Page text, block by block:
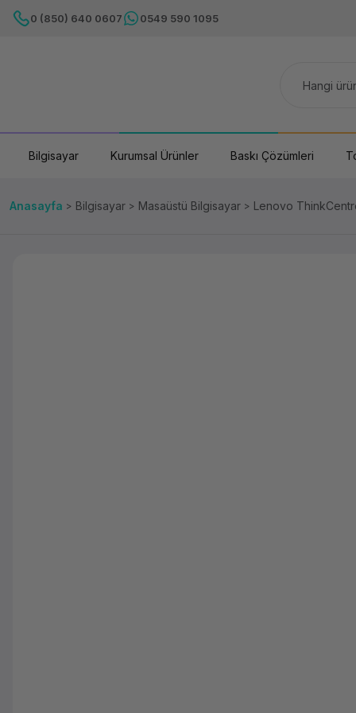
0 (850) 640 0607 0549 590 1095
Bilgisayar Kurumsal Ürünler Baskı Çözümleri
Anasayfa Bilgisayar Masaüstü Bilgisayar Lenovo